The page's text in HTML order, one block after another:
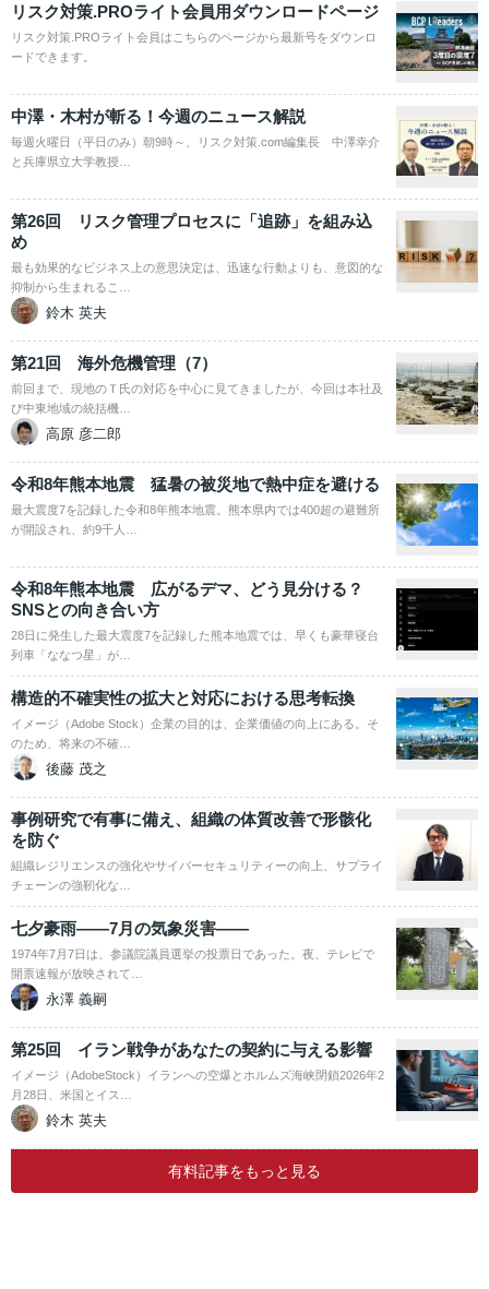
リスク対策.PROライト会員用ダウンロードページ
リスク対策.PROライト会員はこちらのページから最新号をダウンロ
ードできます。
中澤・木村が斬る！今週のニュース解説
毎週火曜日（平日のみ）朝9時～、リスク対策.com編集長 中澤幸介
と兵庫県立大学教授…
第26回 リスク管理プロセスに「追跡」を組み込
め
最も効果的なビジネス上の意思決定は、迅速な行動よりも、意図的な
抑制から生まれるこ…
鈴木 英夫
第21回 海外危機管理（7）
前回まで、現地のＴ氏の対応を中心に見てきましたが、今回は本社及
び中東地域の統括機…
高原 彦二郎
令和8年熊本地震 猛暑の被災地で熱中症を避ける
最大震度7を記録した令和8年熊本地震。熊本県内では400超の避難所
が開設され、約9千人…
令和8年熊本地震 広がるデマ、どう見分ける？
SNSとの向き合い方
28日に発生した最大震度7を記録した熊本地震では、早くも豪華寝台
列車「ななつ星」が…
構造的不確実性の拡大と対応における思考転換
イメージ（Adobe Stock）企業の目的は、企業価値の向上にある。そ
のため、将来の不確…
後藤 茂之
事例研究で有事に備え、組織の体質改善で形骸化
を防ぐ
組織レジリエンスの強化やサイバーセキュリティーの向上、サプライ
チェーンの強靭化な…
七夕豪雨――7月の気象災害――
1974年7月7日は、参議院議員選挙の投票日であった。夜、テレビで
開票速報が放映されて…
永澤 義嗣
第25回 イラン戦争があなたの契約に与える影響
イメージ（AdobeStock）イランへの空爆とホルムズ海峡閉鎖2026年2
月28日、米国とイス…
鈴木 英夫
有料記事をもっと見る